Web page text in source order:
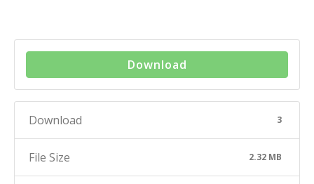
Download
Download 3
File Size 2.32 MB